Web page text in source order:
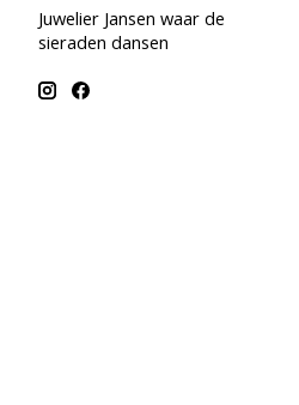
Juwelier Jansen waar de
sieraden dansen